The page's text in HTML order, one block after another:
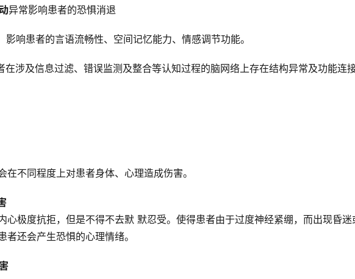
异常影响患者的恐惧消退
影响患者的言语流畅性、空间记忆能力、情感调节功能。
在涉及信息过滤、错误监测及整合等认知过程的脑网络上存在结构异常及功能连
在不同程度上对患者身体、心理造成伤害。
心极度抗拒，但是不得不去默 默忍受。使得患者由于过度神经紧绷，而出现昏迷
还会产生恐惧的心理情绪。